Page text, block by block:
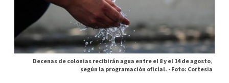
Decenas de colonias recibirán agua entre el 8 y el 14 de agosto,
según la programación oficial. -Foto: Cortesia